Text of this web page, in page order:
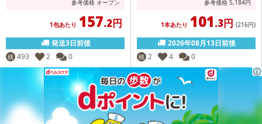
参考価格 オープン
1包あたり 157.2円
発送3日前後
残 493 2 0
参考価格 5,184円
1本あたり 101.3円 (216円)
2026年08月13日前後
残 2 4 0